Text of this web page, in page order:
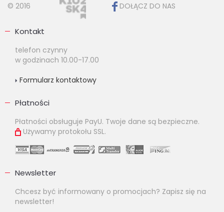
© 2016 DOŁĄCZ DO NAS
Kontakt
telefon czynny
w godzinach 10.00-17.00
Formularz kontaktowy
Płatności
Płatności obsługuje PayU. Twoje dane są bezpieczne.
Używamy protokołu SSL.
Newsletter
Chcesz być informowany o promocjach? Zapisz się na
newsletter!